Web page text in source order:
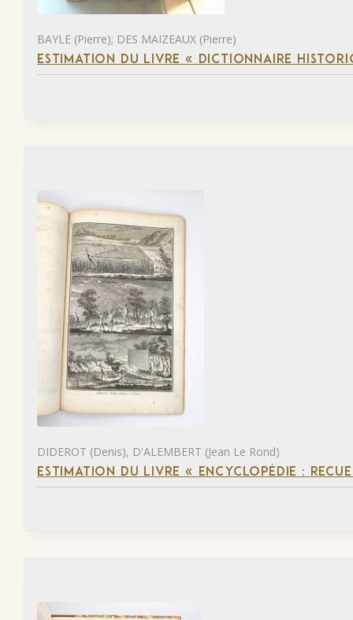
BAYLE (Pierre); DES MAIZEAUX (Pierre)
ESTIMATION DU LIVRE « DICTIONNAIRE
DIDEROT (Denis), D'ALEMBERT (Jean Le Rond)
ESTIMATION DU LIVRE « ENCYCLOPÉDIE :